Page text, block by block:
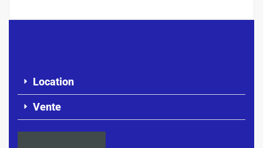
Location
Vente